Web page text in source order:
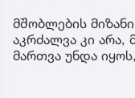
მშობლების
აკრძალვა კი არა,
მართვა უნდა